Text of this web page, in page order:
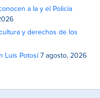
a la y el Policía
y derechos de los
Luis Potosí 7 agosto, 2026